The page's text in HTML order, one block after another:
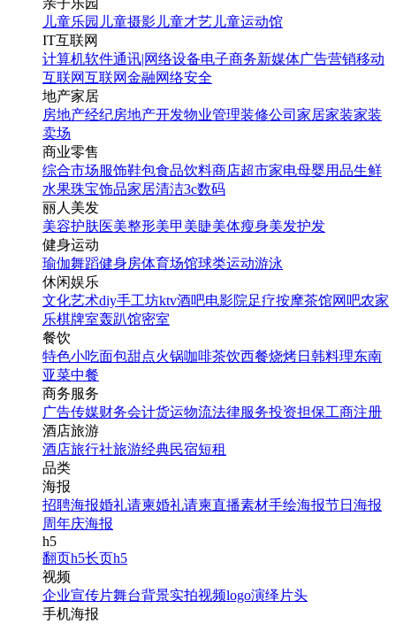
亲子乐园
儿童乐园 儿童摄影 儿童才艺 儿童运动馆
IT互联网
计算机软件通讯|网络设备电子商务新媒体广告营销移动
互联网互联网金融网络安全
地产家居
房地产经纪房地产开发物业管理装修公司 家居家装家装
卖场
商业零售
综合市场服饰鞋包食品饮料商店超市家电母婴用品生鲜
水果珠宝饰品家居清洁3c数码
丽人美发
美容护肤医美整形美甲美睫美体瘦身美发护发
健身运动
瑜伽舞蹈健身房体育场馆球类运动游泳
休闲娱乐
文化艺术diy手工坊ktv酒吧电影院足疗按摩茶馆网吧农家
乐棋牌室轰趴馆密室
餐饮
特色小吃面包甜点火锅咖啡茶饮西餐烧烤日韩料理东南
亚菜中餐
商务服务
广告传媒财务会计货运物流法律服务投资担保工商注册
酒店旅游
酒店旅行社旅游经典民宿短租
品类
海报
招聘海报婚礼请柬婚礼请柬直播素材手绘海报节日海报
周年庆海报
h5
翻页h5长页h5
视频
企业宣传片舞台背景实拍视频logo演绎 片头
手机海报